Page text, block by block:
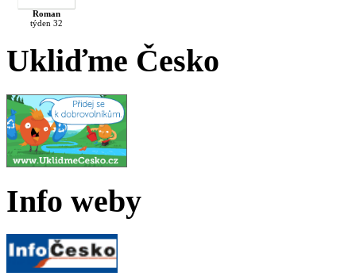
Roman
týden 32
Ukliďme Česko
Info weby